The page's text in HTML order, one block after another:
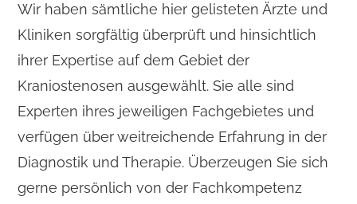
Wir haben sämtliche hier gelisteten Ärzte und
Kliniken sorgfältig überprüft und hinsichtlich
ihrer Expertise auf dem Gebiet der
Kraniostenosen ausgewählt. Sie alle sind
Experten ihres jeweiligen Fachgebietes und
verfügen über weitreichende Erfahrung in der
Diagnostik und Therapie. Überzeugen Sie sich
gerne persönlich von der Fachkompetenz